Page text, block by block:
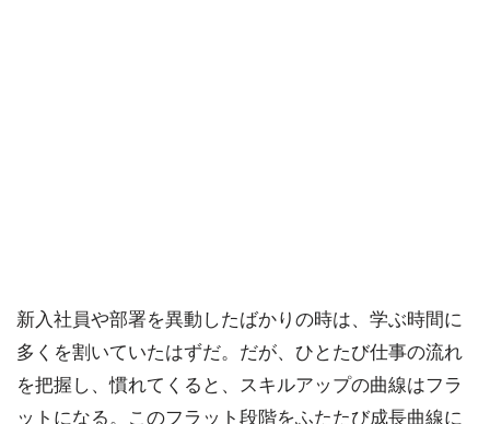
新入社員や部署を異動したばかりの時は、学ぶ時間に
多くを割いていたはずだ。だが、ひとたび仕事の流れ
を把握し、慣れてくると、スキルアップの曲線はフラ
ットになる。このフラット段階をふたたび成長曲線に